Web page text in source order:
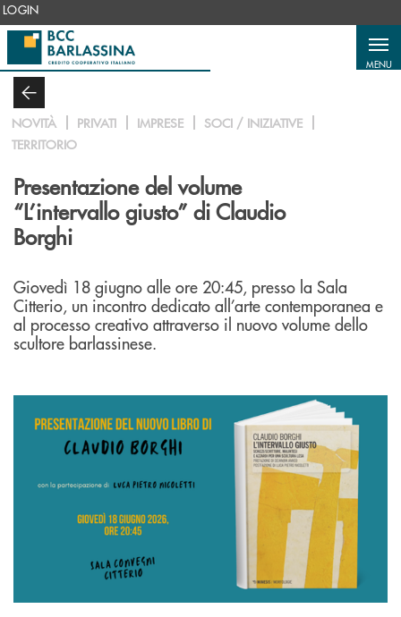
Salta al contenuto principale
LOGIN
MENU
NOVITÀ PRIVATI IMPRESE
SOCI / INIZIATIVE
TERRITORIO
Presentazione del volume
“L’intervallo giusto” di Claudio
Borghi
Giovedì 18 giugno alle ore 20:45, presso la Sala
Citterio, un incontro dedicato all’arte contemporanea e
al processo creativo attraverso il nuovo volume dello
scultore barlassinese.